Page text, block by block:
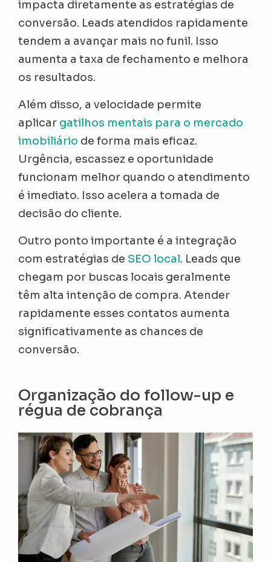
impacta diretamente as estratégias de
conversão. Leads atendidos rapidamente
tendem a avançar mais no funil. Isso
aumenta a taxa de fechamento e melhora
os resultados.
Além disso, a velocidade permite
aplicar gatilhos mentais para o mercado
imobiliário de forma mais eficaz.
Urgência, escassez e oportunidade
funcionam melhor quando o atendimento
é imediato. Isso acelera a tomada de
decisão do cliente.
Outro ponto importante é a integração
com estratégias de SEO local. Leads que
chegam por buscas locais geralmente
têm alta intenção de compra. Atender
rapidamente esses contatos aumenta
significativamente as chances de
conversão.
Organização do follow-up e
régua de cobrança